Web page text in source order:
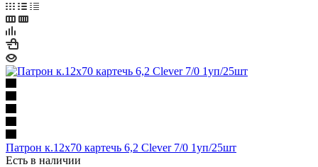
Патрон к.12х70 картечь 6,2 Clever 7/0 1уп/25шт
Есть в наличии